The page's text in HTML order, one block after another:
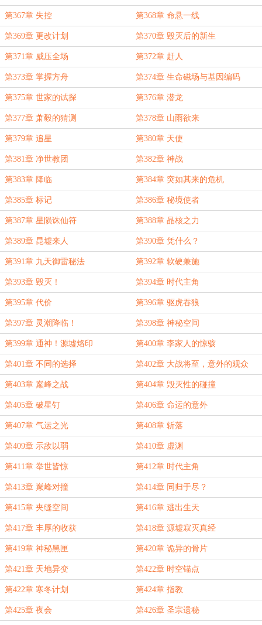
第367章 失控 第368章 命悬一线
第369章 更改计划 第370章 毁灭后的新生
第371章 威压全场 第372章 赶人
第373章 掌握方舟 第374章 生命磁场与基因编码
第375章 世家的试探 第376章 潜龙
第377章 萧毅的猜测 第378章 山雨欲来
第379章 追星 第380章 天使
第381章 净世教团 第382章 神战
第383章 降临 第384章 突如其来的危机
第385章 标记 第386章 秘境使者
第387章 星陨诛仙符 第388章 晶核之力
第389章 昆墟来人 第390章 凭什么？
第391章 九天御雷秘法 第392章 软硬兼施
第393章 毁灭！ 第394章 时代主角
第395章 代价 第396章 驱虎吞狼
第397章 灵潮降临！ 第398章 神秘空间
第399章 通神！源墟烙印 第400章 李家人的惊骇
第401章 不同的选择 第402章 大战将至，意外的观众
第403章 巅峰之战 第404章 毁灭性的碰撞
第405章 破星钉 第406章 命运的意外
第407章 气运之光 第408章 斩落
第409章 示敌以弱 第410章 虚渊
第411章 举世皆惊 第412章 时代主角
第413章 巅峰对撞 第414章 同归于尽？
第415章 夹缝空间 第416章 逃出生天
第417章 丰厚的收获 第418章 源墟寂灭真经
第419章 神秘黑匣 第420章 诡异的骨片
第421章 天地异变 第422章 时空锚点
第422章 寒冬计划 第424章 指教
第425章 夜会 第426章 圣宗遗秘